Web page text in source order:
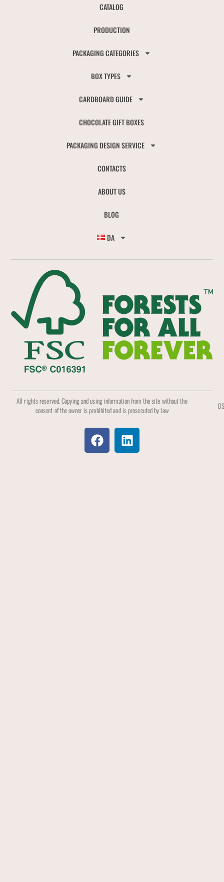
CATALOG
PRODUCTION
PACKAGING CATEGORIES
BOX TYPES
CARDBOARD GUIDE
CHOCOLATE GIFT BOXES
PACKAGING DESIGN SERVICE
CONTACTS
ABOUT US
BLOG
DA
All rights reserved. Copying and using information from the site without the
consent of the owner is prohibited and is prosecuted by law